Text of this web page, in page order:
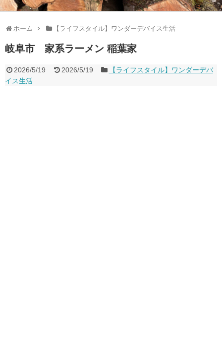
ホーム 【ライフスタイル】ワンダーデバイス生活
岐阜市 家系ラーメン 稲葉家
2026/5/19 2026/5/19
【ライフスタイル】ワンダーデバ
イス生活